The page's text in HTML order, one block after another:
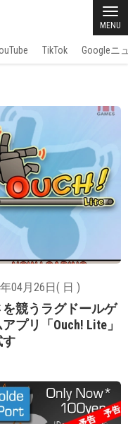
MENU
TikTok Googleニ
04月26日( 日 )
競うラグドールゲ
プリ「Ouch! Lite」
す